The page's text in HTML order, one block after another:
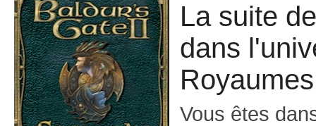
La suite
dans
Vous êtes